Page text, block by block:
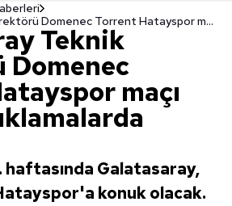
Galatasaray Teknik Direktörü Domenec Torrent Hatayspor maçı öncesi açıklamalarda bulundu!
Teknik
maçı
haftasında Galatasaray,
konuk olacak.